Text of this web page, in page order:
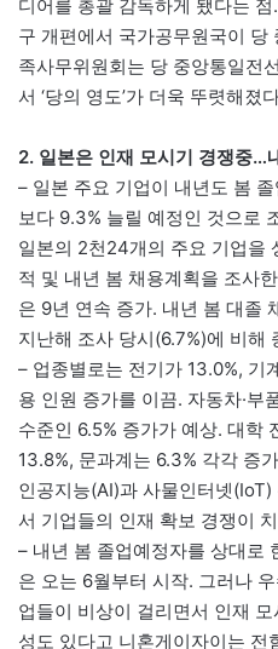
디어를 총괄 감독하게 됐다는
구 개편에서 국가공무원국이 당
족사무위원회는 당 중앙통일전
서 ‘당의 영도’가 더욱 뚜렷해졌
2. 일본은 인재 모시기 경쟁중…
– 일본 주요 기업이 내년도 봄
보다 9.3% 늘릴 예정인 것으로
일본의 2천24개의 주요 기업을
적 및 내년 봄 채용계획을 조사
은 9년 연속 증가. 내년 봄 대졸
지난해 조사 당시(6.7%)에 비해
– 업종별로는 전기가 13.0%, 기
용 인원 증가를 이끔. 자동차·부
수준인 6.5% 증가가 예상. 대학
13.8%, 문과계는 6.3% 각각 증
인공지능(AI)과 사물인터넷
서 기업들의 인재 확보 경쟁이
– 내년 봄 졸업예정자를 상대로
은 오는 6월부터 시작. 그러나
업들이 비상이 걸리면서 인재
성도 있다고 니혼게이자이는 전